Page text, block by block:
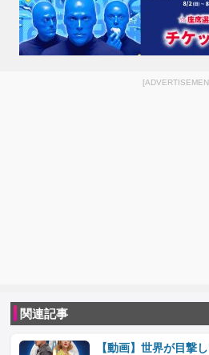
関連記事
【動画】世界が目撃